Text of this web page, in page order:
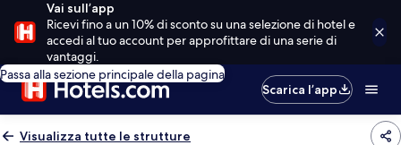
Vai sull’app
Ricevi fino a un 10% di sconto su una selezione di hotel e
accedi al tuo account per approfittare di una serie di
vantaggi.
Passa alla sezione principale della pagina
Scarica l’app
Visualizza tutte le strutture